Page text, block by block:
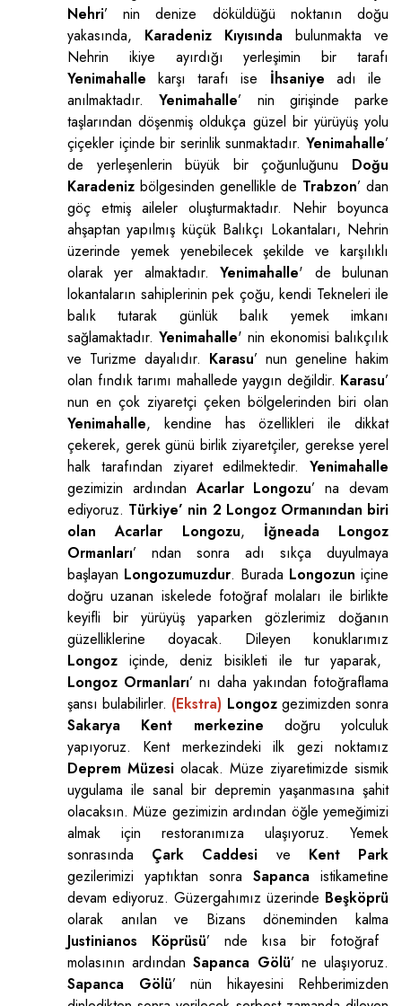
Nehri’ nin denize döküldüğü noktanın doğu
yakasında, Karadeniz Kıyısında bulunmakta ve
Nehrin ikiye ayırdığı yerleşimin bir tarafı
Yenimahalle karşı tarafı ise İhsaniye adı ile
anılmaktadır.Yenimahalle’ nin girişinde parke
taşlarından döşenmiş oldukça güzel bir yürüyüş yolu
çiçekler içinde bir serinlik sunmaktadır. Yenimahalle’
de yerleşenlerin büyük bir çoğunluğunu Doğu
Karadeniz bölgesinden genellikle de Trabzon’ dan
göç etmiş aileler oluşturmaktadır. Nehir boyunca
ahşaptan yapılmış küçük Balıkçı Lokantaları, Nehrin
üzerinde yemek yenebilecek şekilde ve karşılıklı
olarak yer almaktadır.Yenimahalle' de bulunan
lokantaların sahiplerinin pek çoğu, kendi Tekneleri ile
balık tutarak günlük balık yemek imkanı
sağlamaktadır. Yenimahalle' nin ekonomisi balıkçılık
ve Turizme dayalıdır. Karasu’ nun geneline hakim
olan fındık tarımı mahallede yaygın değildir. Karasu’
nun en çok ziyaretçi çeken bölgelerinden biri olan
Yenimahalle, kendine has özellikleri ile dikkat
çekerek, gerek günü birlik ziyaretçiler, gerekse yerel
halk tarafından ziyaret edilmektedir. Yenimahalle
gezimizin ardındanAcarlar Longozu’ na devam
ediyoruz. Türkiye’ nin 2 Longoz Ormanından biri
olan Acarlar Longozu, İğneada Longoz
Ormanları’ ndan sonra adı sıkça duyulmaya
başlayan Longozumuzdur. Burada Longozun içine
doğru uzanan iskelede fotoğraf molaları ile birlikte
keyifli bir yürüyüş yaparken gözlerimiz doğanın
güzelliklerine doyacak. Dileyen konuklarımız
Longoz içinde, deniz bisikleti ile tur yaparak,
Longoz Ormanları’ nı daha yakından fotoğraflama
şansı bulabilirler. (Ekstra) Longoz gezimizden sonra
Sakarya Kent merkezine doğru yolculuk
yapıyoruz. Kent merkezindeki ilk gezi noktamız
Deprem Müzesi olacak. Müze ziyaretimizde sismik
uygulama ile sanal bir depremin yaşanmasına şahit
olacaksın. Müze gezimizin ardından öğle yemeğimizi
almak için restoranımıza ulaşıyoruz. Yemek
sonrasında Çark Caddesi ve Kent Park
gezilerimizi yaptıktan sonra Sapanca istikametine
devam ediyoruz. Güzergahımız üzerinde Beşköprü
olarak anılan ve Bizans döneminden kalma
Justinianos Köprüsü’ nde kısa bir fotoğraf
molasının ardındanSapanca Gölü’ ne ulaşıyoruz.
Sapanca Gölü’ nün hikayesini Rehberimizden